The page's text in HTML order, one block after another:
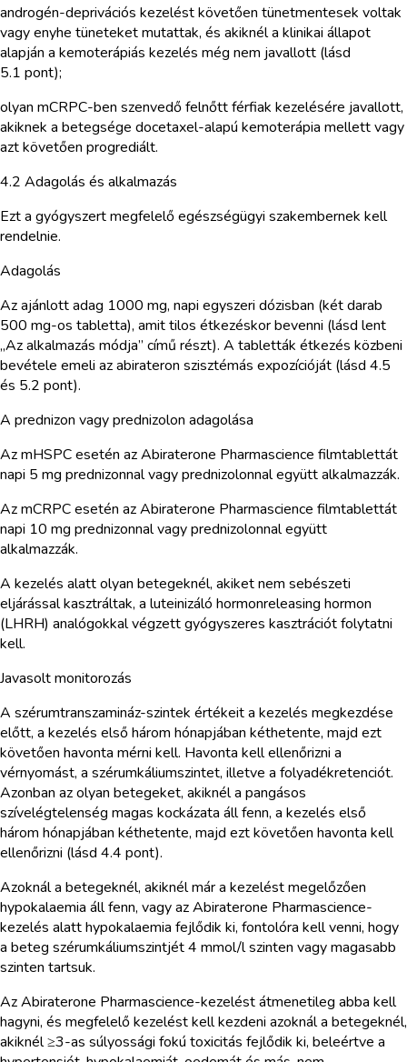
androgén-deprivációs kezelést követően tünetmentesek voltak
vagy enyhe tüneteket mutattak, és akiknél a klinikai állapot
alapján a kemoterápiás kezelés még nem javallott (lásd
5.1 pont);
olyan mCRPC-ben szenvedő felnőtt férfiak kezelésére javallott,
akiknek a betegsége docetaxel-alapú kemoterápia mellett vagy
azt követően progrediált.
4.2 Adagolás és alkalmazás
Ezt a gyógyszert megfelelő egészségügyi szakembernek kell
rendelnie.
Adagolás
Az ajánlott adag 1000 mg, napi egyszeri dózisban (két darab
500 mg-os tabletta), amit tilos étkezéskor bevenni (lásd lent
„Az alkalmazás módja” című részt). A tabletták étkezés közbeni
bevétele emeli az abirateron szisztémás expozícióját (lásd 4.5
és 5.2 pont).
A prednizon vagy prednizolon adagolása
Az mHSPC esetén az Abiraterone Pharmascience filmtablettát
napi 5 mg prednizonnal vagy prednizolonnal együtt alkalmazzák.
Az mCRPC esetén az Abiraterone Pharmascience filmtablettát
napi 10 mg prednizonnal vagy prednizolonnal együtt
alkalmazzák.
A kezelés alatt olyan betegeknél, akiket nem sebészeti
eljárással kasztráltak, a luteinizáló hormonreleasing hormon
(LHRH) analógokkal végzett gyógyszeres kasztrációt folytatni
kell.
Javasolt monitorozás
A szérumtranszamináz-szintek értékeit a kezelés megkezdése
előtt, a kezelés első három hónapjában kéthetente, majd ezt
követően havonta mérni kell. Havonta kell ellenőrizni a
vérnyomást, a szérumkáliumszintet, illetve a folyadékretenciót.
Azonban az olyan betegeket, akiknél a pangásos
szívelégtelenség magas kockázata áll fenn, a kezelés első
három hónapjában kéthetente, majd ezt követően havonta kell
ellenőrizni (lásd 4.4 pont).
Azoknál a betegeknél, akiknél már a kezelést megelőzően
hypokalaemia áll fenn, vagy az Abiraterone Pharmascience-
kezelés alatt hypokalaemia fejlődik ki, fontolóra kell venni, hogy
a beteg szérumkáliumszintjét 4 mmol/l szinten vagy magasabb
szinten tartsuk.
Az Abiraterone Pharmascience-kezelést átmenetileg abba kell
hagyni, és megfelelő kezelést kell kezdeni azoknál a betegeknél,
akiknél ≥3-as súlyossági fokú toxicitás fejlődik ki, beleértve a